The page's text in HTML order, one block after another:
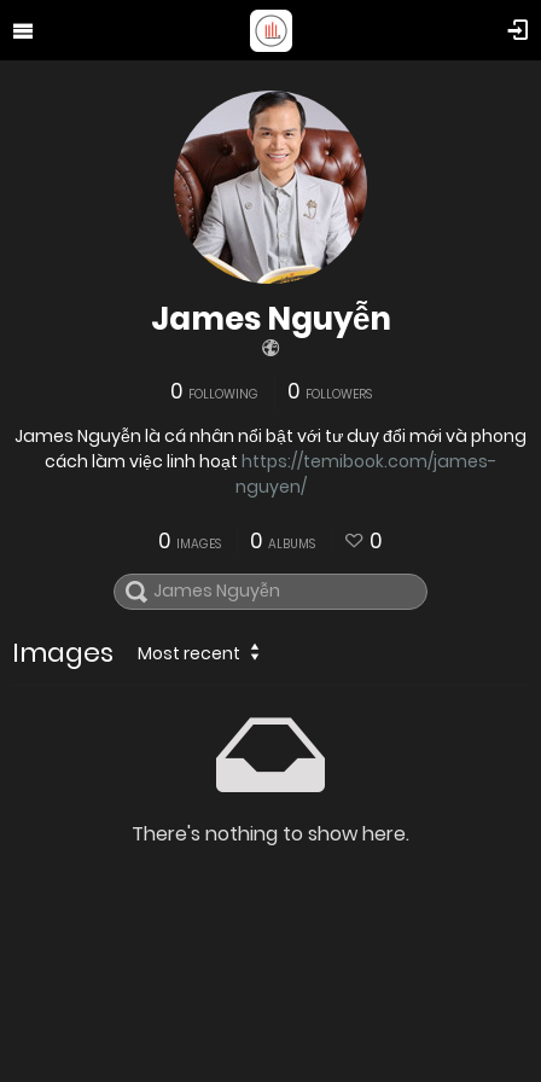
James Nguyễn
0 FOLLOWING 0 FOLLOWERS
James Nguyễn là cá nhân nổi bật với tư duy đổi mới và phong
cách làm việc linh hoạt https://temibook.com/james-
nguyen/
0 IMAGES 0 ALBUMS 0
Images Most recent
There's nothing to show here.